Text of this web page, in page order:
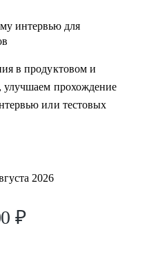
интервью для
в продуктовом и
прохождение
или тестовых
2026
₽